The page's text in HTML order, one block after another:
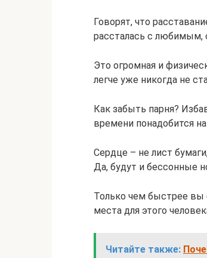
Говорят, что
рассталась с любимым,
Это огромная и
легче уже никогда не
Как забыть парня?
времени понадобится
Сердце – не лист
Да, будут и бессонные
Только чем быстрее вы
места для этого
Читайте также: